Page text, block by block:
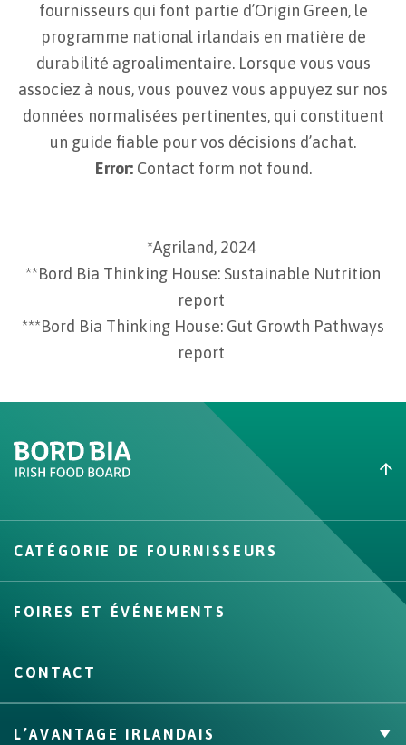
fournisseurs qui font partie d’Origin Green, le
programme national irlandais en matière de
durabilité agroalimentaire. Lorsque vous vous
associez à nous, vous pouvez vous appuyez sur nos
données normalisées pertinentes, qui constituent
un guide fiable pour vos décisions d’achat.
Error:Contact form not found.
*Agriland, 2024
**Bord Bia Thinking House: Sustainable Nutrition
report
***Bord Bia Thinking House: Gut Growth Pathways
report
Create New List
Create
CATÉGORIE DE FOURNISSEURS
FOIRES ET ÉVÉNEMENTS
CONTACT
L’AVANTAGE IRLANDAIS